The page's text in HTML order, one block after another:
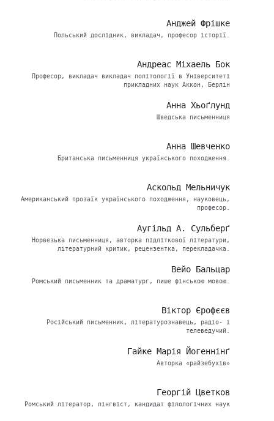
Анджей Фрішке
Польський дослідник, викладач, професор історії.
Андреас Міхаель Бок
Професор, викладач викладач політології в Університеті
прикладних наук Аккон, Берлін
Анна Хьоґлунд
Шведська письменниця
Анна Шевченко
Британська письменниця українського походження.
Аскольд Мельничук
Американський прозаїк українського походження, науковець,
професор.
Аугільд А. Сульберґ
Норвезька письменниця, авторка підліткової літератури,
літературний критик, рецензентка, перекладачка.
Вейо Бальцар
Ромський письменник та драматург, пише фінською мовою.
Віктор Єрофєєв
Російський письменник, літературознавець, радіо- і
телеведучий.
Гайке Марія Йогеннінґ
Авторка «райзебухів»
Георгій Цветков
Ромський літератор, лінгвіст, кандидат філологічних наук